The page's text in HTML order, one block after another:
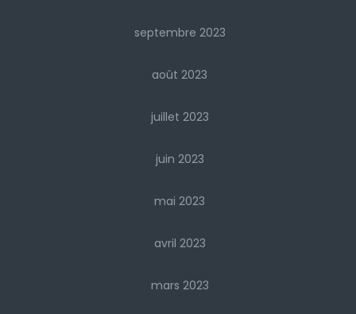
septembre 2023
août 2023
juillet 2023
juin 2023
mai 2023
avril 2023
mars 2023